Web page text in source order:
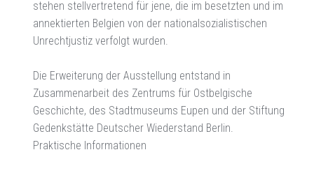
stehen stellvertretend für jene, die im besetzten und im
annektierten Belgien von der nationalsozialistischen
Unrechtjustiz verfolgt wurden.
Die Erweiterung der Ausstellung entstand in
Zusammenarbeit des Zentrums für Ostbelgische
Geschichte, des Stadtmuseums Eupen und der Stiftung
Gedenkstätte Deutscher Wiederstand Berlin.
Praktische Informationen